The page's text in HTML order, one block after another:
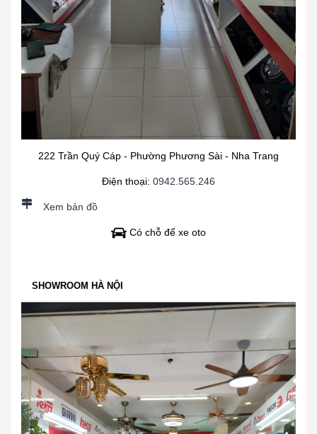
222 Trần Quý Cáp - Phường Phương Sài - Nha Trang
Điện thoại: 0942.565.246
Xem bản đồ
Có chỗ để xe oto
SHOWROOM HÀ NỘI